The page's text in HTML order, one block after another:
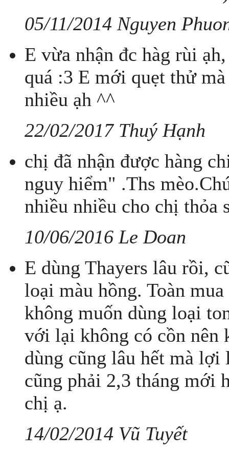
05/11/2014 Nguyen
E vừa nhận đc hàg rùi
quá :3 E mới quẹt thử
nhiều ạh ^^
22/02/2017 Thuý Hạnh
chị đã nhận được hàng
nguy hiểm" .Ths
nhiều nhiều cho chị thỏa
10/06/2016 Le Doan
E dùng Thayers lâu rồi,
loại màu hồng. Toàn
không muốn dùng loại
với lại không có cồn nên
dùng cũng lâu hết mà
cũng phải 2,3 tháng mới
chị ạ.
14/02/2014 Vũ Tuyết